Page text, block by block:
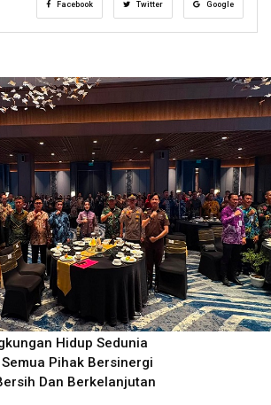
Facebook Twitter Google
Hidup Sedunia
Pihak Bersinergi
Dan Berkelanjutan